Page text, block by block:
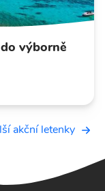
výborně
akční letenky